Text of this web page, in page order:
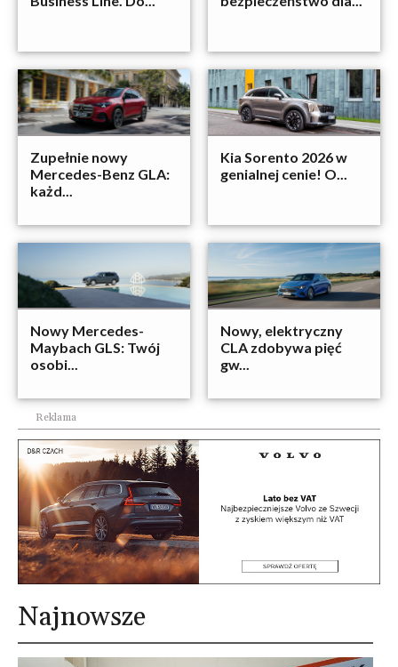
Zupełnie nowy
Mercedes-Benz GLA:
każd...
Kia Sorento 2026 w
genialnej cenie! O...
Nowy Mercedes-
Maybach GLS: Twój
osobi...
Nowy, elektryczny
CLA zdobywa pięć
gw...
Reklama
Najnowsze